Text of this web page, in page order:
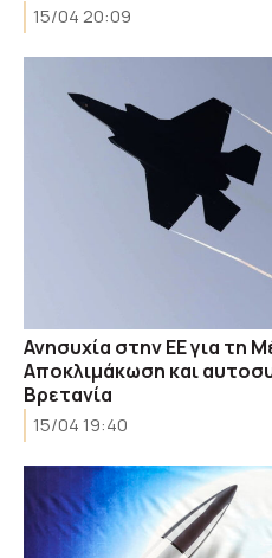
15/04 20:09
Ανησυχία στην ΕΕ για τη
Αποκλιμάκωση και
Βρετανία
15/04 19:40